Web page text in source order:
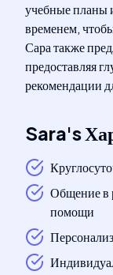
учебные планы
временем,
Сара также
предоставляя
рекомендации
Sara's
Общение в
помощи